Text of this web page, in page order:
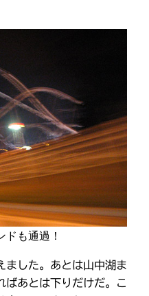
も通過！
ました。あとは山中湖ま
ばあとは下りだけだ。こ